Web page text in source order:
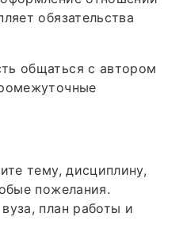
обязательства
общаться с автором
тему, дисциплину,
пожелания.
план работы и